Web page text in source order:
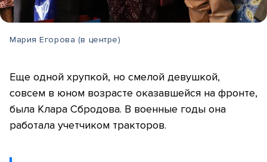
Мария Егорова (в центре)
Еще одной хрупкой, но смелой девушкой,
совсем в юном возрасте оказавшейся на фронте,
была Клара Сбродова. В военные годы она
работала учетчиком тракторов.